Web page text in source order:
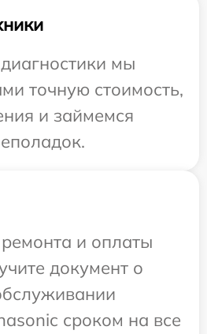
мы
точную стоимость,
и займемся
и оплаты
документ о
сроком на все